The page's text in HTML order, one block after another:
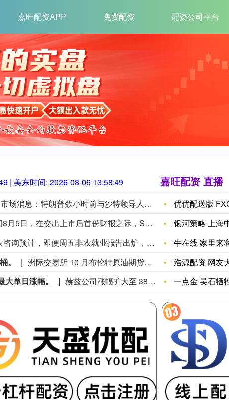
嘉旺配资APP 免费配资 配资公司平台
| 美东时间: 2026-08-06 13:58:51
市场消息：特朗普数小时前与沙特领导人通了电话。
当地时间8月5日，在交出上市后首份财报之际，SpaceX在社交媒体上宣布，公司正与英伟达合作，共同开发设计Starmind AI1卫星计算载荷，每颗Starmind卫星都将搭载英伟达Rubin GPU和Vera CPU，实现数据中心级太空计算能力。英伟达也在社交媒体上确认了这项合作并表示：“AI基础设施的下一个篇章，正迈向AI计算从未涉足的疆域。”
安永‑帕台农咨询预计，即便周五非农就业报告出炉，美联储在年底前仍将维持利率水平不变。华尔街预期 7 月非农就业人数增加 8.3 万人，但安永表示劳动力市场依旧平稳，不太可能改变美联储的政策重心。该机构称，只有出现通胀范围扩大且持续走高，或是就业出现显著再度回暖，才具备进一步加息的条件。
。
洲际交易所 10 月布伦特原油期货结算价为 82.49 美元 / 桶。
单日涨幅。 赫兹公司涨幅扩大至 38%，有望创下 2025 年 4 月以来最大单日涨幅。
嘉旺配资 直播
优优配送版
银河策略 上海中原
牛在线 家里来客
浩源配资 网友大连
一点金 吴石牺牲后